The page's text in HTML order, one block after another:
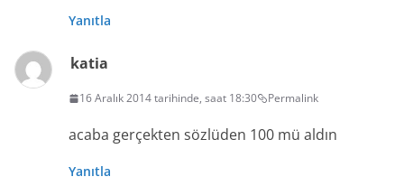
Yanıtla
katia
16 Aralık 2014 tarihinde, saat 18:30 Permalink
acaba gerçekten sözlüden 100 mü aldın
Yanıtla